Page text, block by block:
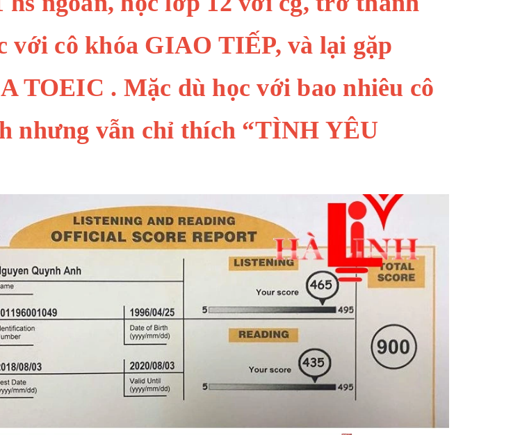
với cô khóa GIAO TIẾP, và lại gặp
TOEIC . Mặc dù học với bao nhiêu cô
nhưng vẫn chỉ thích “TÌNH YÊU